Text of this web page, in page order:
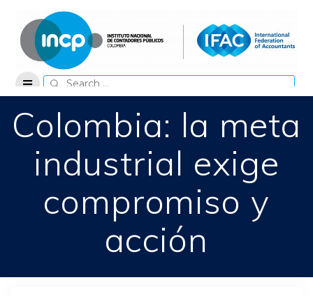
content
Search
for:
Colombia: la meta
industrial exige
compromiso y
acción